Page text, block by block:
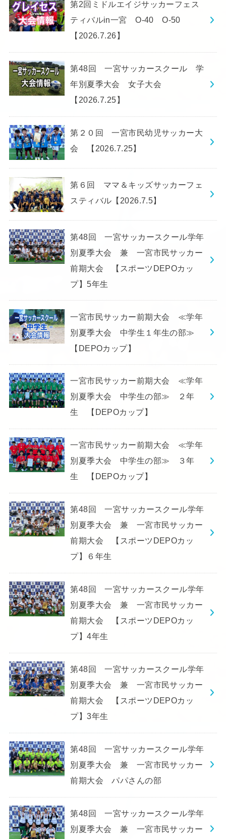
第2回ミドルエイジサッカーフェス
ティバルin一宮 O-40 O-50
【2026.7.26】
第48回 一宮サッカースクール 学
年別夏季大会 女子大会
【2026.7.25】
第２０回 一宮市民幼児サッカー大
会 【2026.7.25】
第６回 ママ＆キッズサッカーフェ
スティバル【2026.7.5】
第48回 一宮サッカースクール学年
別夏季大会 兼 一宮市民サッカー
前期大会 【スポーツDEPOカッ
プ】5年生
一宮市民サッカー前期大会 ≪学年
別夏季大会 中学生１年生の部≫
【DEPOカップ】
一宮市民サッカー前期大会 ≪学年
別夏季大会 中学生の部≫ ２年
生 【DEPOカップ】
一宮市民サッカー前期大会 ≪学年
別夏季大会 中学生の部≫ ３年
生 【DEPOカップ】
第48回 一宮サッカースクール学年
別夏季大会 兼 一宮市民サッカー
前期大会 【スポーツDEPOカッ
プ】６年生
第48回 一宮サッカースクール学年
別夏季大会 兼 一宮市民サッカー
前期大会 【スポーツDEPOカッ
プ】4年生
第48回 一宮サッカースクール学年
別夏季大会 兼 一宮市民サッカー
前期大会 【スポーツDEPOカッ
プ】3年生
第48回 一宮サッカースクール学年
別夏季大会 兼 一宮市民サッカー
前期大会 パパさんの部
第48回 一宮サッカースクール学年
別夏季大会 兼 一宮市民サッカー